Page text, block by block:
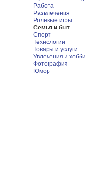
Работа
Развлечения
Ролевые игры
Семья и быт
Спорт
Технологии
Товары и услуги
Увлечения и хобби
Фотография
Юмор